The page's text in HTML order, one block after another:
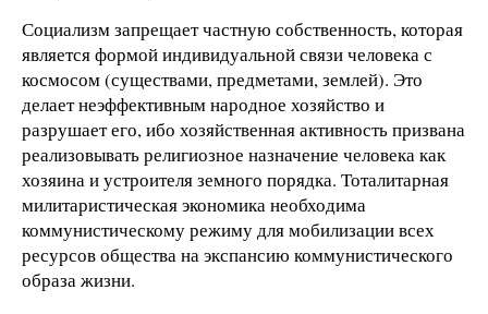
Социализм запрещает частную собственность, которая
является формой индивидуальной связи человека с
космосом (существами, предметами, землей). Это
делает неэффективным народное хозяйство и
разрушает его, ибо хозяйственная активность призвана
реализовывать религиозное назначение человека как
хозяина и устроителя земного порядка. Тоталитарная
милитаристическая экономика необходима
коммунистическому режиму для мобилизации всех
ресурсов общества на экспансию коммунистического
образа жизни.